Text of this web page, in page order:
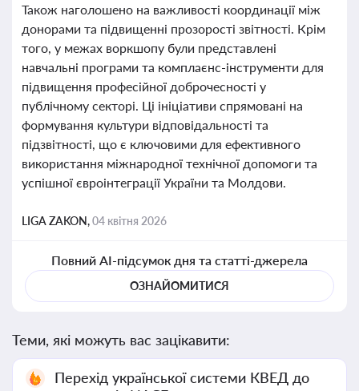
Також наголошено на важливості координації між
донорами та підвищенні прозорості звітності. Крім
того, у межах воркшопу були представлені
навчальні програми та комплаєнс-інструменти для
підвищення професійної доброчесності у
публічному секторі. Ці ініціативи спрямовані на
формування культури відповідальності та
підзвітності, що є ключовими для ефективного
використання міжнародної технічної допомоги та
успішної євроінтеграції України та Молдови.
LIGA ZAKON,04 квітня 2026
Повний AI-підсумок дня та статті-джерела
ОЗНАЙОМИТИСЯ
Теми, які можуть вас зацікавити:
Перехід української системи КВЕД до